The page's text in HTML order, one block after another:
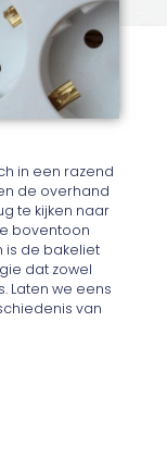
in een razend
de overhand
te kijken naar
boventoon
is de bakeliet
dat zowel
Laten we eens
van